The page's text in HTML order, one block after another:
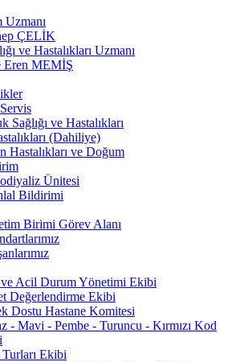
ÇELİK
ve Hastalıkları Uzmanı
Eren MEMİŞ
Sağlığı ve Hastalıkları
(Dahiliye)
Hastalıkları ve Doğum
Ünitesi
Bildirimi
Birimi Görev Alanı
Acil Durum Yönetimi Ekibi
Değerlendirme Ekibi
Dostu Hastane Komitesi
- Mavi - Pembe - Turuncu - Kırmızı Kod
Ekibi